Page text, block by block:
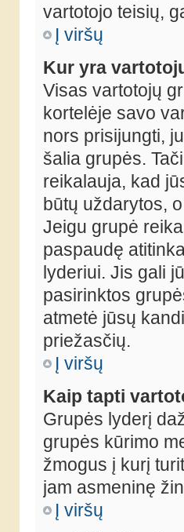
vartotojo teisių,
Į viršų
Kur yra
Visas vartotojų
kortelėje savo
nors prisijungti,
šalia grupės.
reikalauja, kad
būtų uždarytos,
Jeigu grupė
paspaudę
lyderiui. Jis gali
pasirinktos
atmetė jūsų
priežasčių.
Į viršų
Kaip tapti
Grupės lyderį
grupės kūrimo
žmogus į kurį
jam asmeninę
Į viršų